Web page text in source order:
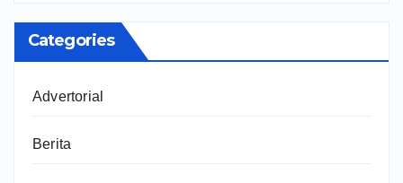
Categories
Advertorial
Berita